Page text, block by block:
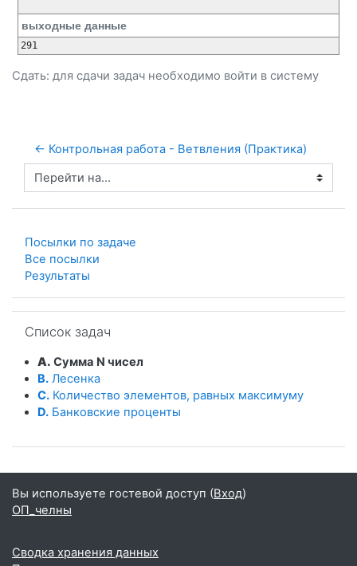
выходные данные
Сдать: для сдачи задач необходимо войти в систему
← Контрольная работа - Ветвления (Практика)
Перейти на...
Посылки по задаче
Все посылки
Результаты
Список задач
A. Сумма N чисел
B. Лесенка
C. Количество элементов, равных максимуму
D. Банковские проценты
Вы используете гостевой доступ (Вход)
ОП_челны
Сводка хранения данных